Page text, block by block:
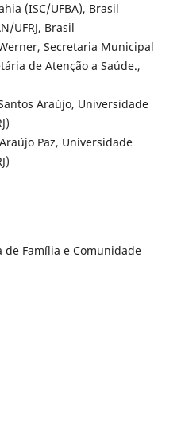
(ISC/UFBA), Brasil
UFRJ, Brasil
Secretaria Municipal
de Atenção a Saúde.,
Araújo, Universidade
Paz, Universidade
Família e Comunidade